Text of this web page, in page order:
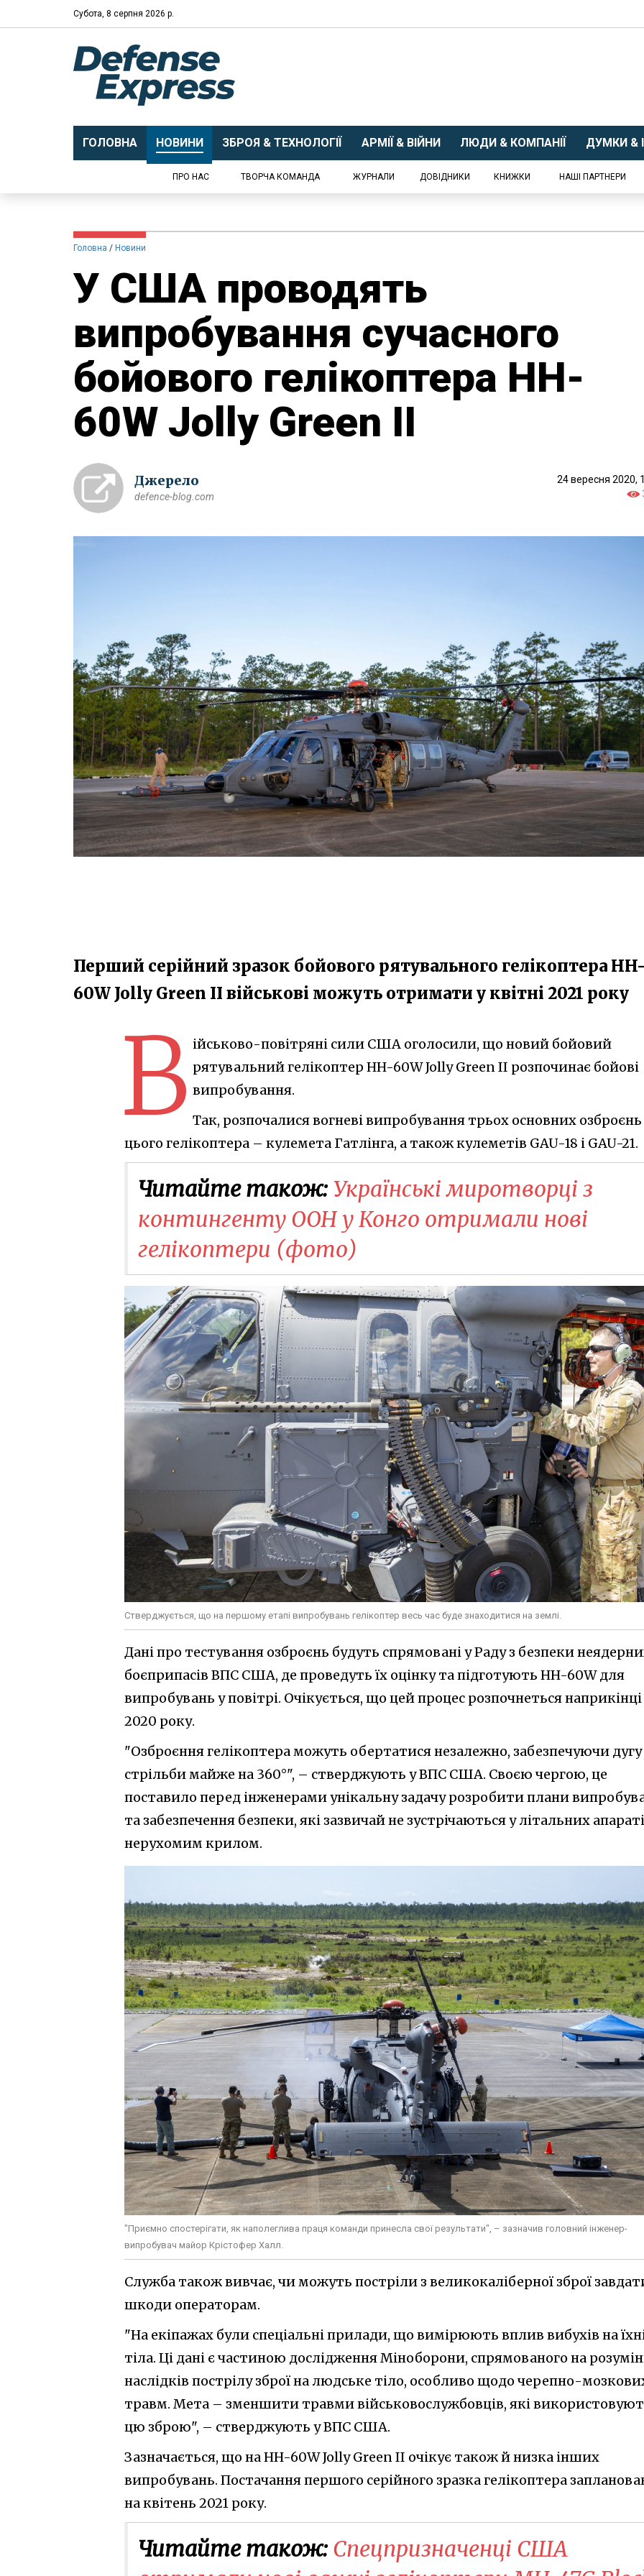
Субота, 8 серпня 2026 р.
ГОЛОВНА НОВИНИ ЗБРОЯ & ТЕХНОЛОГІЇ АРМІЇ & ВІЙНИ ЛЮДИ & КОМПАНІЇ ДУМКИ &
ПРО НАС ТВОРЧА КОМАНДА ЖУРНАЛИ ДОВІДНИКИ КНИЖКИ НАШІ ПАРТНЕРИ
Головна Новини
У США проводять
випробування сучасного
бойового гелікоптера HH-
60W Jolly Green II
Джерело
defence-blog.com
24 вересня 2020,
Перший серійний зразок бойового рятувального гелікоптера
60W Jolly Green II військові можуть отримати у квітні 2021 року
В ійськово-повітряні сили США оголосили, що новий бойовий
рятувальний гелікоптер HH-60W Jolly Green II розпочинає бойові
випробування.
Так, розпочалися вогневі випробування трьох основних озброєнь
цього гелікоптера – кулемета Гатлінга, а також кулеметів GAU-18 і GAU-21.
Читайте також: Українські миротворці з
контингенту ООН у Конго отримали нові
гелікоптери (фото)
Стверджується, що на першому етапі випробувань гелікоптер весь час буде знаходитися на землі.
Дані про тестування озброєнь будуть спрямовані у Раду з безпеки
боєприпасів ВПС США, де проведуть їх оцінку та підготують HH-60W для
випробувань у повітрі. Очікується, що цей процес розпочнеться наприкінці
2020 року.
"Озброєння гелікоптера можуть обертатися незалежно, забезпечуючи дугу
стрільби майже на 360°", – стверджують у ВПС США. Своєю чергою, це
поставило перед інженерами унікальну задачу розробити плани
та забезпечення безпеки, які зазвичай не зустрічаються у літальних
нерухомим крилом.
"Приємно спостерігати, як наполеглива праця команди принесла свої результати", – зазначив головний інженер-
випробувач майор Крістофер Халл.
Служба також вивчає, чи можуть постріли з великокаліберної зброї
шкоди операторам.
"На екіпажах були спеціальні прилади, що вимірюють вплив вибухів на
тіла. Ці дані є частиною дослідження Міноборони, спрямованого на
наслідків пострілу зброї на людське тіло, особливо щодо черепно-
травм. Мета – зменшити травми військовослужбовців, які
цю зброю", – стверджують у ВПС США.
Зазначається, що на HH-60W Jolly Green II очікує також й низка інших
випробувань. Постачання першого серійного зразка гелікоптера
на квітень 2021 року.
Читайте також: Спецпризначенці США